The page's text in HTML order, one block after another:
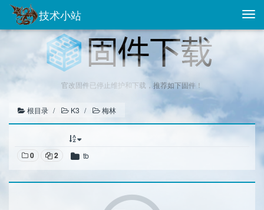
技术小站
官改固件已停止维护和下载，推荐如下固件！
根目录 K3 梅林
0 2 tb